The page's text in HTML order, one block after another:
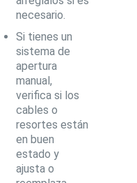
necesario.
Si tienes un
sistema de
apertura
manual,
verifica si los
cables o
resortes están
en buen
estado y
ajusta o